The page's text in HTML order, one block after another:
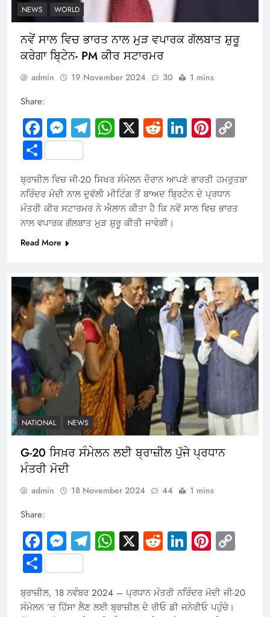
NEWS WORLD
ਨਵੇਂ ਸਾਲ ਵਿਚ ਭਾਰਤ ਨਾਲ ਮੁੜ ਵਪਾਰਕ ਗੱਲਬਾਤ ਸ਼ੁਰੂ
ਕਰੇਗਾ ਬਿ੍ਟੇਨ- PM ਕੀਰ ਸਟਾਰਮਰ
admin 19 November 2024 30 1 mins
Share:
Facebook
Messenger
Telegram
WhatsApp
X RedditLinkedIn
Share
ਬ੍ਰਾਜ਼ੀਲ ਵਿਚ ਜੀ-20 ਸਿਖਰ ਸੰਮੇਲਨ ਦੌਰਾਨ ਆਪਣੇ ਭਾਰਤੀ ਹਮਰੁਤਬਾ
ਨਰਿੰਦਰ ਮੋਦੀ ਨਾਲ ਦੁਵੱਲੀ ਮੀਟਿੰਗ ਤੋਂ ਬਾਅਦ ਬ੍ਰਿਟੇਨ ਦੇ ਪ੍ਰਧਾਨ
ਮੰਤਰੀ ਕੀਰ ਸਟਾਰਮਰ ਨੇ ਐਲਾਨ ਕੀਤਾ ਹੈ ਕਿ ਨਵੇਂ ਸਾਲ ਵਿਚ ਭਾਰਤ
ਨਾਲ ਵਪਾਰਕ ਗੱਲਬਾਤ ਮੁੜ ਸ਼ੁਰੂ ਕੀਤੀ ਜਾਵੇਗੀ।
Read More
NATIONAL NEWS
G-20 ਸਿਖ਼ਰ ਸੰਮੇਲਨ ਲਈ ਬ੍ਰਾਜ਼ੀਲ ਪੁੱਜੇ ਪ੍ਰਧਾਨ
ਮੰਤਰੀ ਮੋਦੀ
admin 18 November 2024 44 1 mins
Share:
Facebook
Messenger
Telegram
WhatsApp
X RedditLinkedIn
Share
ਬ੍ਰਾਜ਼ੀਲ, 18 ਨਵੰਬਰ 2024 – ਪ੍ਰਧਾਨ ਮੰਤਰੀ ਨਰਿੰਦਰ ਮੋਦੀ ਜੀ-20
ਸੰਮੇਲਨ ’ਚ ਹਿੱਸਾ ਲੈਣ ਲਈ ਬ੍ਰਾਜ਼ੀਲ ਦੇ ਰੀਓ ਡੀ ਜਨੇਰੀਓ ਪਹੁੰਚੇ।